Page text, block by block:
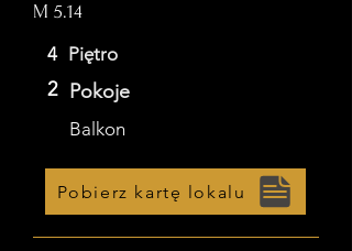
M 5.14
4 Piętro
2 Pokoje
Balkon
Pobierz kartę lokalu